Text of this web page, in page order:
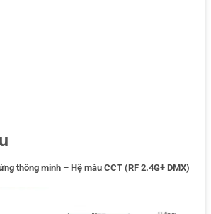
thông minh – Hệ màu CCT (RF 2.4G+ DMX)